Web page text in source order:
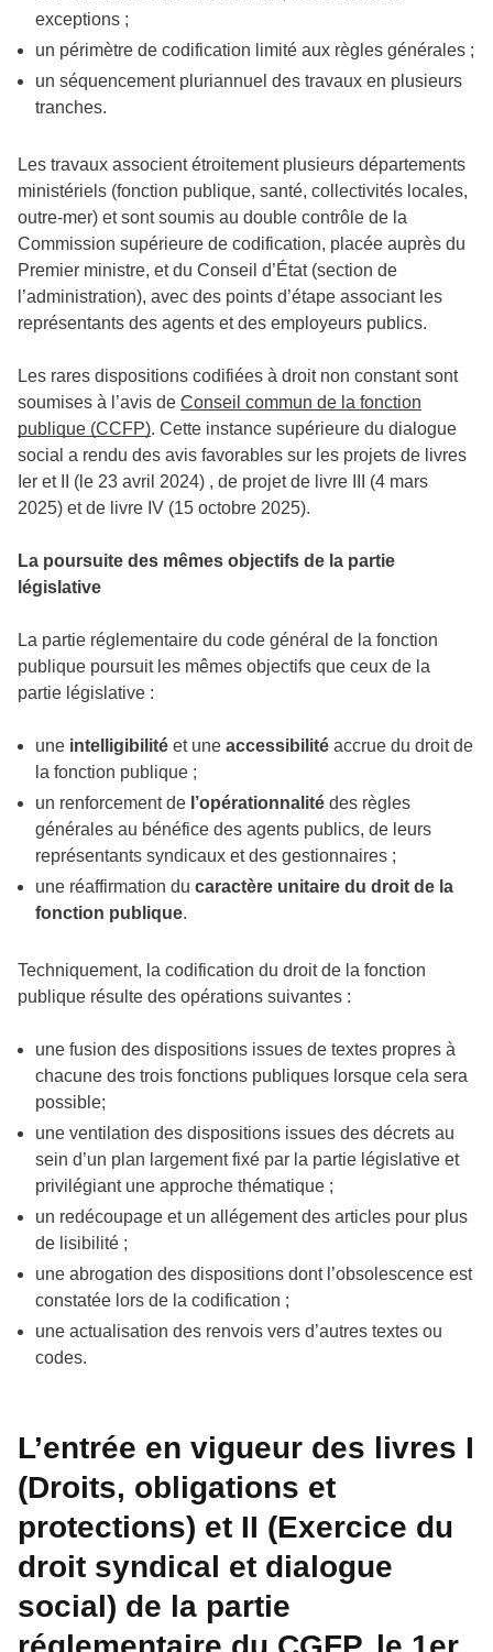
exceptions ;
un périmètre de codification limité aux règles générales ;
un séquencement pluriannuel des travaux en plusieurs
tranches.
Les travaux associent étroitement plusieurs départements
ministériels (fonction publique, santé, collectivités locales,
outre-mer) et sont soumis au double contrôle de la
Commission supérieure de codification, placée auprès du
Premier ministre, et du Conseil d’État (section de
l’administration), avec des points d’étape associant les
représentants des agents et des employeurs publics.
Les rares dispositions codifiées à droit non constant sont
soumises à l’avis de Conseil commun de la fonction
publique (CCFP). Cette instance supérieure du dialogue
social a rendu des avis favorables sur les projets de livres
Ier et II (le 23 avril 2024) , de projet de livre III (4 mars
2025) et de livre IV (15 octobre 2025).
La poursuite des mêmes objectifs de la partie
législative
La partie réglementaire du code général de la fonction
publique poursuit les mêmes objectifs que ceux de la
partie législative :
une intelligibilité et une accessibilité accrue du droit de
la fonction publique ;
un renforcement de l’opérationnalité des règles
générales au bénéfice des agents publics, de leurs
représentants syndicaux et des gestionnaires ;
une réaffirmation du caractère unitaire du droit de la
fonction publique.
Techniquement, la codification du droit de la fonction
publique résulte des opérations suivantes :
une fusion des dispositions issues de textes propres à
chacune des trois fonctions publiques lorsque cela sera
possible;
une ventilation des dispositions issues des décrets au
sein d’un plan largement fixé par la partie législative et
privilégiant une approche thématique ;
un redécoupage et un allégement des articles pour plus
de lisibilité ;
une abrogation des dispositions dont l’obsolescence est
constatée lors de la codification ;
une actualisation des renvois vers d’autres textes ou
codes.
L’entrée en vigueur des livres I
(Droits, obligations et
protections) et II (Exercice du
droit syndical et dialogue
social) de la partie